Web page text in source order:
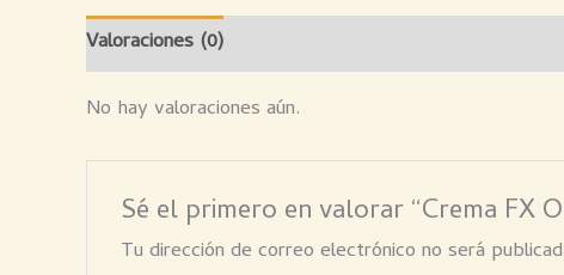
Valoraciones (0)
No hay valoraciones aún.
Sé el primero en valorar “Crema FX
Tu dirección de correo electrónico no será